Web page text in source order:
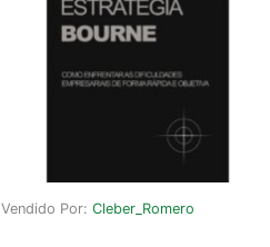
Vendido Por: Cleber_Romero